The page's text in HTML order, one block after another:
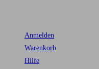
Anmelden
Warenkorb
Hilfe